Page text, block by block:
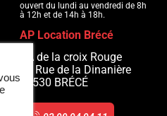
ouvert du lundi au vendredi de 8h
à 12h et de 14h à 18h.
AP Location Brécé
ZA de la croix Rouge
10 Rue de la Dinanière
35530 BRÉCÉ